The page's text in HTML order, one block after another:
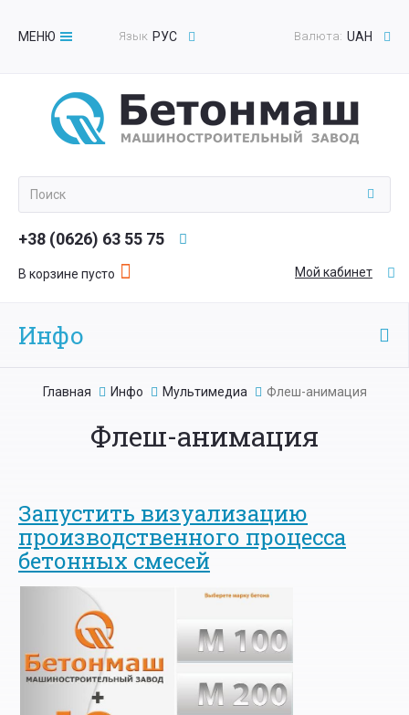
МЕНЮ
Toggle
Валюта: UAH
Язык РУС
+38 (0626) 63 55 75
В корзине пусто Мой кабинет
Инфо
Главная Инфо Мультимедиа Флеш-анимация
Флеш-анимация
Запустить визуализацию
производственного процесса
бетонных смесей